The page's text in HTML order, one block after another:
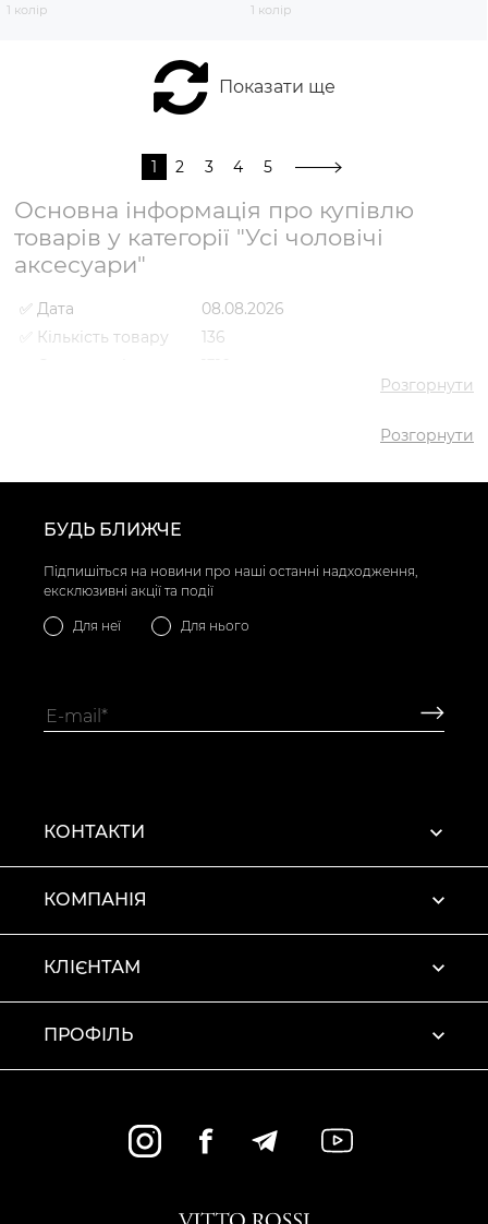
1 колір 1 колір
Показати ще
1 2 3 4 5
Основна інформація про купівлю
товарів у категорії "Усі чоловічі
аксесуари"
✅ Дата
08.08.2026
✅ Кількість товару
136
✅ Найпопулярніший
Барсетка VS000089084 Чорний
Розгорнути
Розгорнути
БУДЬ БЛИЖЧЕ
Підпишіться на новини про наші останні надходження,
ексклюзивні акції та події
Для неї Для нього
КОНТАКТИ
КОМПАНІЯ
КЛІЄНТАМ
ПРОФІЛЬ